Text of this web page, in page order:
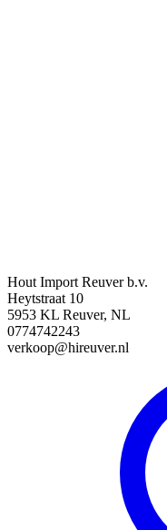
Hout Import Reuver b.v.
Heytstraat 10
5953 KL Reuver, NL
0774742243
verkoop@hireuver.nl